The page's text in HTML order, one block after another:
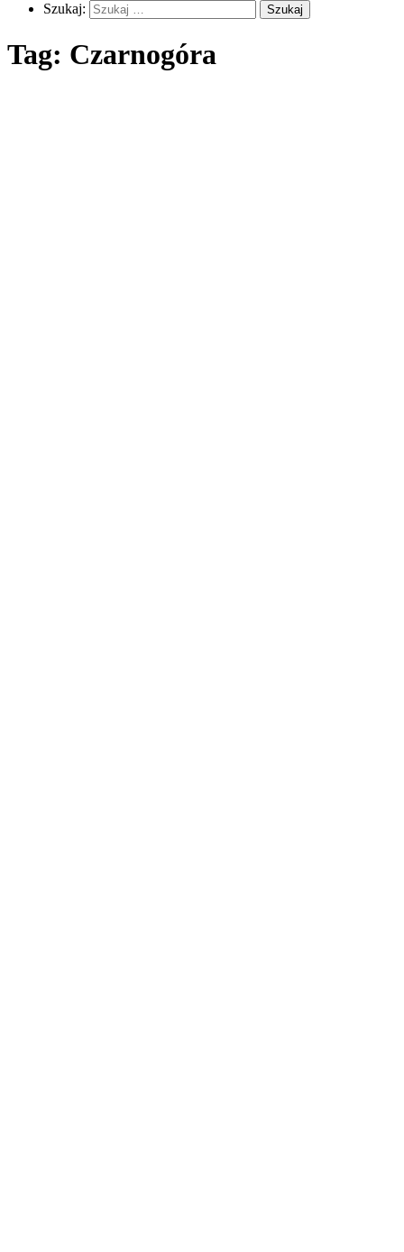
Szukaj:
Tag: Czarnogóra